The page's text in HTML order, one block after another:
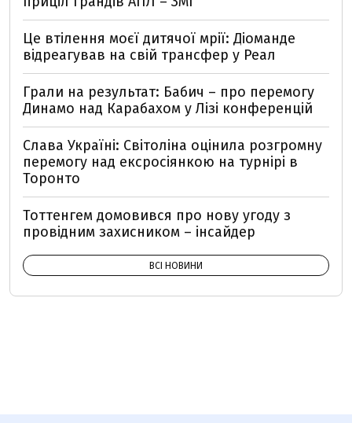
Це втілення моєї дитячої мрії: Діоманде
відреагував на свій трансфер у Реал
Грали на результат: Бабич – про перемогу
Динамо над Карабахом у Лізі конференцій
Слава Україні: Світоліна оцінила розгромну
перемогу над ексросіянкою на турнірі в
Торонто
Тоттенгем домовився про нову угоду з
провідним захисником – інсайдер
ВСІ НОВИНИ